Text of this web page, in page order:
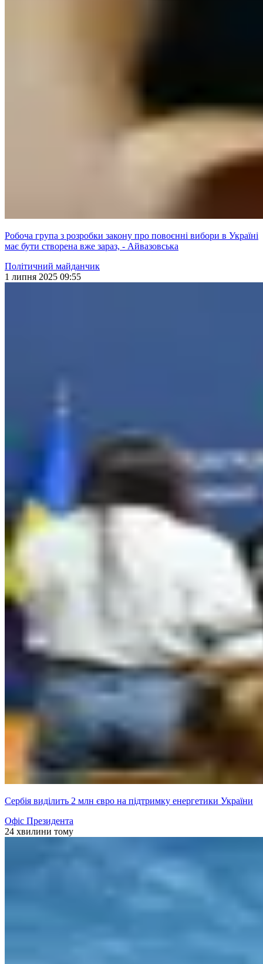
Робоча група з розробки закону про повоєнні вибори в Україні
має бути створена вже зараз, - Айвазовська
Політичний майданчик
1 липня 2025 09:55
Сербія виділить 2 млн євро на підтримку енергетики України
Офіс Президента
24 хвилини тому